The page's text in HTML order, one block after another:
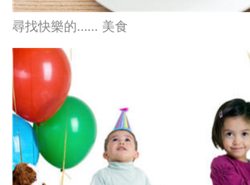
尋找快樂的…… 美食